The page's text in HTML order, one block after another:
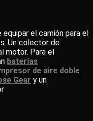
equipar el camión para el
Un colector de
motor. Para el
baterías
de aire doble
Gear y un